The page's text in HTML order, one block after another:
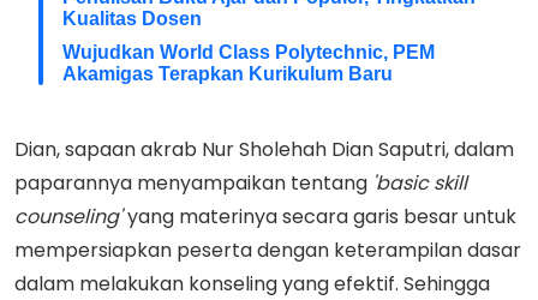
Kualitas Dosen
Wujudkan World Class Polytechnic, PEM
Akamigas Terapkan Kurikulum Baru
Dian, sapaan akrab Nur Sholehah Dian Saputri, dalam
paparannya menyampaikan tentang 'basic skill
counseling'yang materinya secara garis besar untuk
mempersiapkan peserta dengan keterampilan dasar
dalam melakukan konseling yang efektif. Sehingga